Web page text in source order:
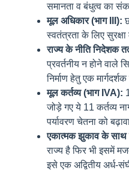
समानता व बंधुत्व का
मूल अधिकार (भाग III):
स्वतंत्रता के लिए
राज्य के नीति निदेशक
प्रवर्तनीय न होने वाले
निर्माण हेतु एक
मूल कर्तव्य (भाग IVA):
जोड़े गए ये 11 कर्तव्य
पर्यावरण चेतना को
एकात्मक झुकाव के साथ
राज्य है फिर भी इसमें
इसे एक अद्वितीय अर्ध-